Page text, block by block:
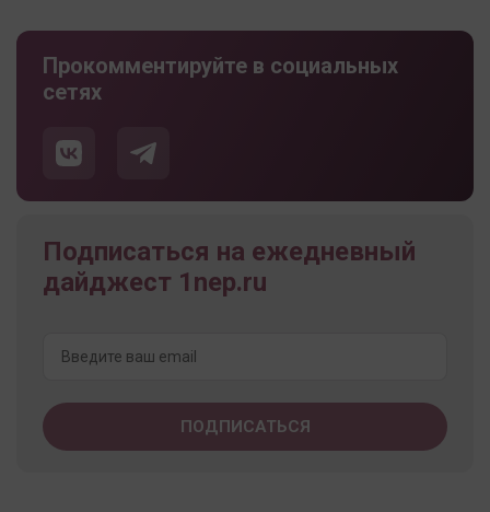
Прокомментируйте в социальных
сетях
Подписаться на ежедневный
дайджест 1nep.ru